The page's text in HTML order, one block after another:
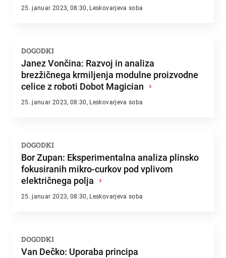
25. januar 2023, 08:30, Leskovarjeva soba
DOGODKI
Janez Vončina: Razvoj in analiza
brezžičnega krmiljenja modulne proizvodne
celice z roboti Dobot Magician ›
25. januar 2023, 08:30, Leskovarjeva soba
DOGODKI
Bor Zupan: Eksperimentalna analiza plinsko
fokusiranih mikro-curkov pod vplivom
električnega polja ›
25. januar 2023, 08:30, Leskovarjeva soba
DOGODKI
Van Dečko: Uporaba principa